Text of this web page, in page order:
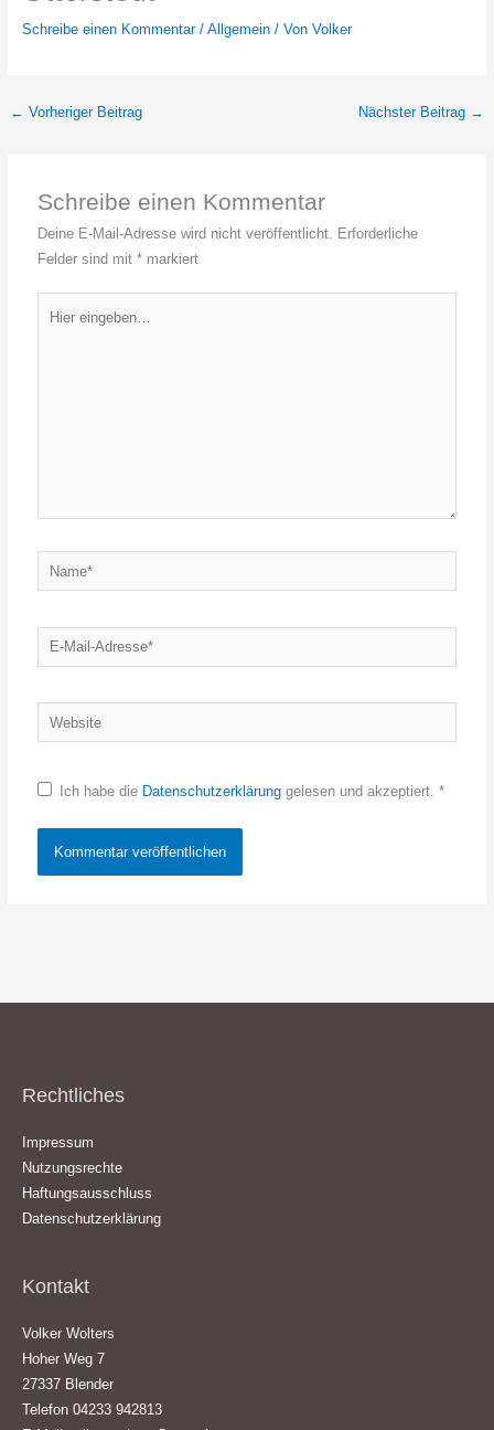
Schreibe einen Kommentar / Allgemein/ Von Volker
← Vorheriger Beitrag Nächster Beitrag →
Schreibe einen Kommentar
Deine E-Mail-Adresse wird nicht veröffentlicht.
Erforderliche
Felder sind mit* markiert
eingeben…
Name*
E-
Mail-
Website
Ich habe die Datenschutzerklärunggelesen und akzeptiert. *
Rechtliches
Impressum
Nutzungsrechte
Haftungsausschluss
Datenschutzerklärung
Kontakt
Volker Wolters
Hoher Weg 7
27337 Blender
Telefon 04233 942813